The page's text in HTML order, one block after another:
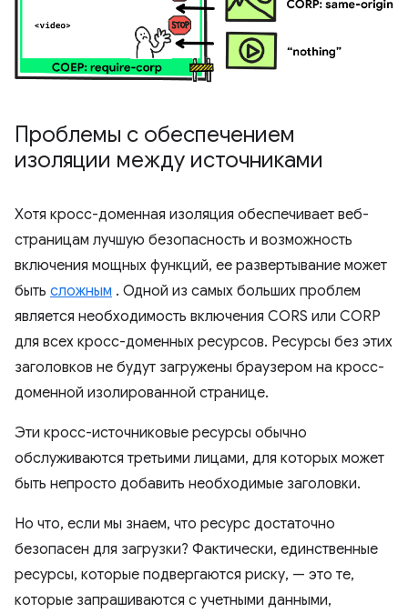
Проблемы с обеспечением
изоляции между источниками
Хотя кросс-доменная изоляция обеспечивает веб-
страницам лучшую безопасность и возможность
включения мощных функций, ее развертывание может
быть сложным . Одной из самых больших проблем
является необходимость включения CORS или CORP
для всех кросс-доменных ресурсов. Ресурсы без этих
заголовков не будут загружены браузером на кросс-
доменной изолированной странице.
Эти кросс-источниковые ресурсы обычно
обслуживаются третьими лицами, для которых может
быть непросто добавить необходимые заголовки.
Но что, если мы знаем, что ресурс достаточно
безопасен для загрузки? Фактически, единственные
ресурсы, которые подвергаются риску, — это те,
которые запрашиваются с учетными данными,